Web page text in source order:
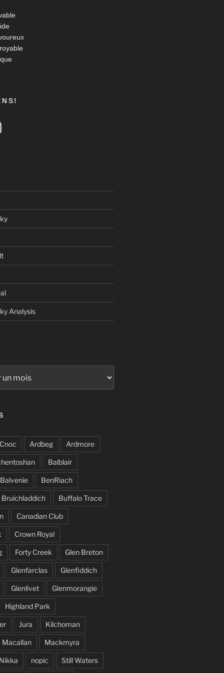
Analysis
Ardbeg Ardmore
Balblair
Balvenie BenRiach
Bruichladdich Buffalo Trace
Canadian Club
Crown Royal
Forty Creek Glen Breton
Glenfarclas Glenfiddich
Glenlivet Glenmorangie
Highland Park
Jura Kilchoman
Macallan Mackmyra
nopic Still Waters